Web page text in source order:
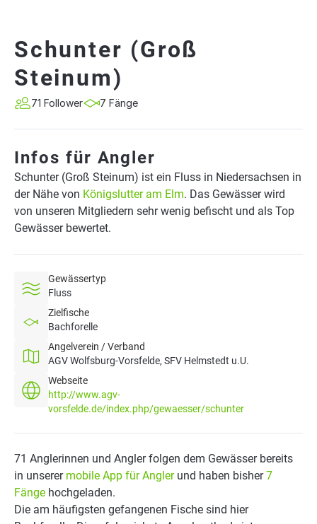
Schunter (Groß
Steinum)
71 Follower 7 Fänge
Infos für Angler
Schunter (Groß Steinum) ist ein Fluss in Niedersachsen in
der Nähe von Königslutter am Elm. Das Gewässer wird
von unseren Mitgliedern sehr wenig befischt und als Top
Gewässer bewertet.
Gewässertyp
Fluss
Zielfische
Bachforelle
Angelverein / Verband
AGV Wolfsburg-Vorsfelde, SFV Helmstedt u.U.
Webseite
http://www.agv-
vorsfelde.de/index.php/gewaesser/schunter
71 Anglerinnen und Angler folgen dem Gewässer bereits
in unserer mobile App für Anglerund haben bisher7
Fänge hochgeladen.
Die am häufigsten gefangenen Fische sind hier